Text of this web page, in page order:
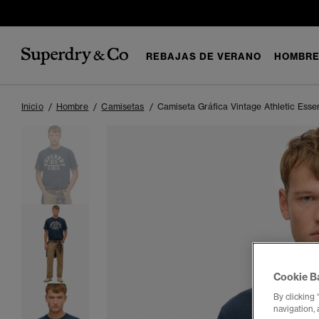
REBAJAS DE VERANO
Inicio Hombre Camisetas Camiseta Gráfica Vintage Athletic
Cookie
By clicking
navigation,